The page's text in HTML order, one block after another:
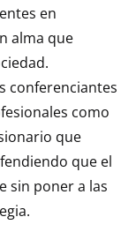
en
alma que
conferenciantes
como
que
que el
sin poner a las